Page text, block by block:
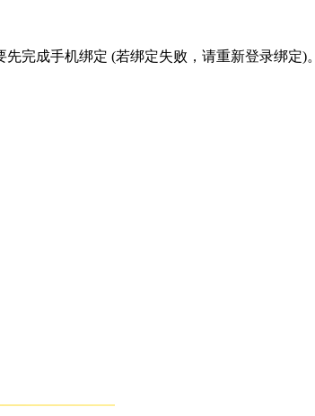
完成手机绑定 (若绑定失败，请重新登录绑定)。